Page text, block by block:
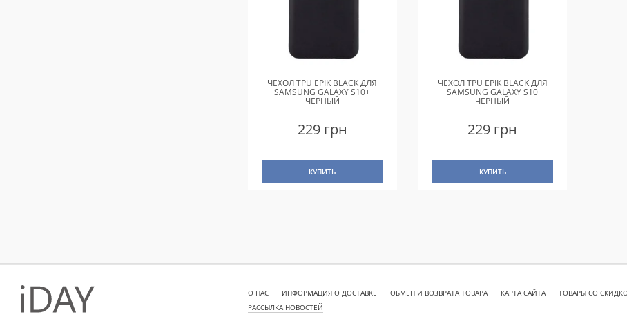
ЧЕХОЛ TPU EPIK BLACK ДЛЯ
SAMSUNG GALAXY S10+
ЧЕРНЫЙ
229 грн
КУПИТЬ
ЧЕХОЛ TPU EPIK BLACK ДЛЯ
SAMSUNG GALAXY S10
ЧЕРНЫЙ
229 грн
КУПИТЬ
О НАС ИНФОРМАЦИЯ О ДОСТАВКЕ ОБМЕН И ВОЗВРАТА ТОВАРА КАРТА САЙТА
ТОВАРЫ СО
РАССЫЛКА НОВОСТЕЙ